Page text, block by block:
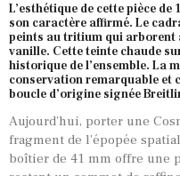
L’esthétique de cette pièce
son caractère affirmé. Le
peints au tritium qui arborent
vanille. Cette teinte chaude
historique de l’ensemble. La
conservation remarquable et
boucle d’origine signée
Aujourd’hui, porter une
fragment de l’épopée
boîtier de 41 mm offre une